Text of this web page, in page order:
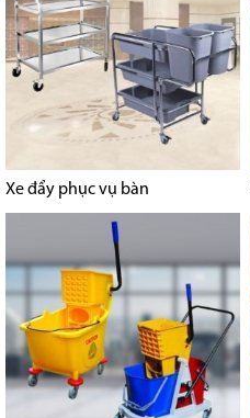
Xe đẩy phục vụ bàn